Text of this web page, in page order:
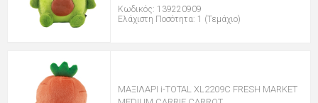
Κωδικός: 139220909
Ελάχιστη Ποσότητα: 1 (Τεμάχιο)
ΜΑΞΙΛΑΡΙ i-TOTAL XL2209C FRESH MARKET